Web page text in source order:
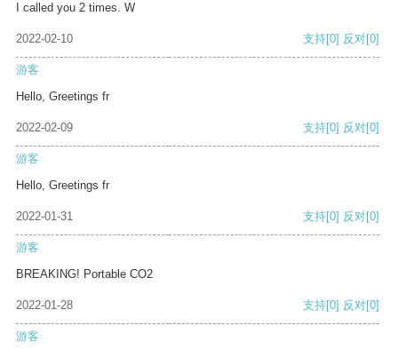
I called you 2 times. W
2022-02-10 支持[0] 反对[0]
游客
Hello, Greetings fr
2022-02-09 支持[0] 反对[0]
游客
Hello, Greetings fr
2022-01-31 支持[0] 反对[0]
游客
BREAKING! Portable CO2
2022-01-28 支持[0] 反对[0]
游客